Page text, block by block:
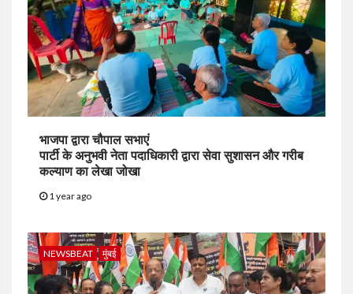
भाजपा द्वारा चौपाल सभाएं
पार्टी के अनुभवी नेता पदाधिकारी द्वारा सेवा सुशासन और गरीब
कल्याण का लेखा जोखा
1 year ago
NEWSBEAT मुंबई